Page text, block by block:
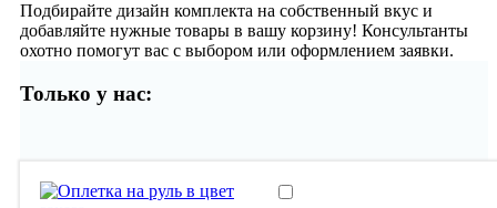
Подбирайте дизайн комплекта на собственный вкус и
добавляйте нужные товары в вашу корзину! Консультанты
охотно помогут вас с выбором или оформлением заявки.
Только у нас: